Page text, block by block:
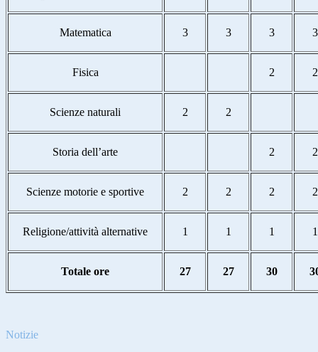
Matematica 3 3 3 3
Fisica 2 2
Scienze naturali 2 2
Storia dell’arte 2 2
Scienze motorie e sportive 2 2 2 2
Religione/attività alternative 1 1 1 1
Totale ore 27 27 30
Notizie